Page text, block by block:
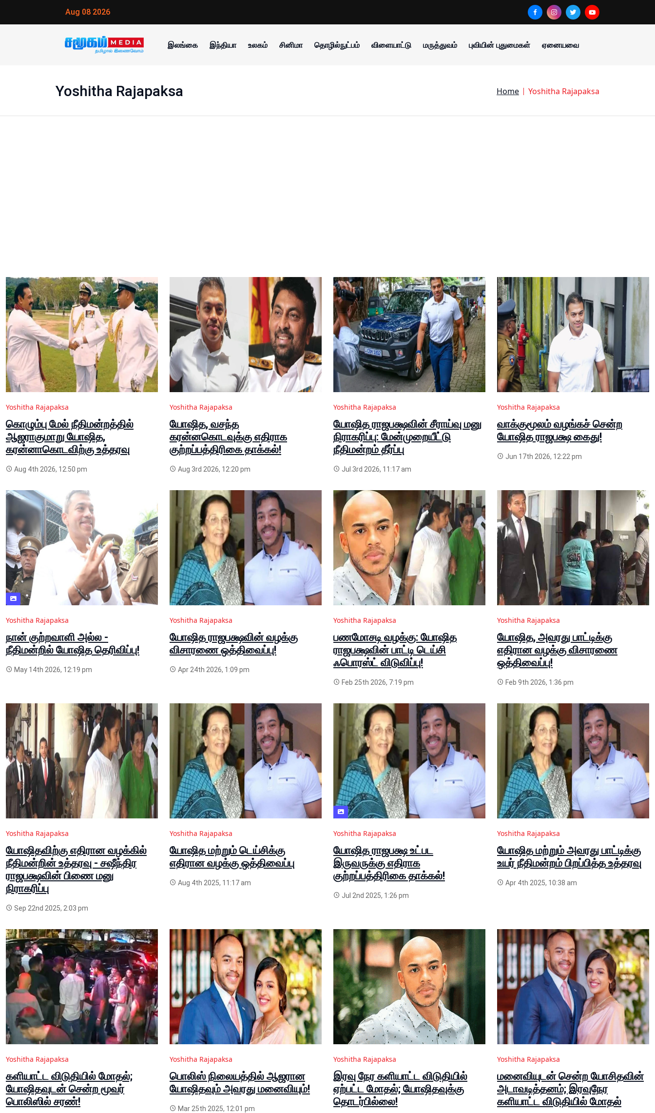
Aug 08 2026
இலங்கை இந்தியா உலகம் சினிமா தொழில்நுட்பம் விளையாட்டு மருத்துவம் புவியின் புதுமைகள் ஏனையவை
Yoshitha Rajapaksa Home Yoshitha Rajapaksa
Yoshitha Rajapaksa
கொழும்பு மேல் நீதிமன்றத்தில்
ஆஜராகுமாறு யோஷித,
கரன்னாகொடவிற்கு உத்தரவு
Aug 4th 2026, 12:50 pm
Yoshitha Rajapaksa
யோஷித, வசந்த
கரன்னகொடவுக்கு எதிராக
குற்றப்பத்திரிகை தாக்கல்!
Aug 3rd 2026, 12:20 pm
Yoshitha Rajapaksa
யோஷித ராஜபக்ஷவின் சீராய்வு மனு
நிராகரிப்பு: மேன்முறையீட்டு
நீதிமன்றம் தீர்ப்பு
Jul 3rd 2026, 11:17 am
Yoshitha Rajapaksa
வாக்குமூலம் வழங்கச் சென்ற
யோஷித ராஜபக்ஷ கைது!
Jun 17th 2026, 12:22 pm
Yoshitha Rajapaksa
நான் குற்றவாளி அல்ல -
நீதிமன்றில் யோஷித தெரிவிப்பு!
May 14th 2026, 12:19 pm
Yoshitha Rajapaksa
யோஷித ராஜபக்ஷவின் வழக்கு
விசாரணை ஒத்திவைப்பு!
Apr 24th 2026, 1:09 pm
Yoshitha Rajapaksa
பணமோசடி வழக்கு: யோஷித
ராஜபக்ஷவின் பாட்டி டெய்சி
ஃபொரஸ்ட் விடுவிப்பு!
Feb 25th 2026, 7:19 pm
Yoshitha Rajapaksa
யோஷித, அவரது பாட்டிக்கு
எதிரான வழக்கு விசாரணை
ஒத்திவைப்பு!
Feb 9th 2026, 1:36 pm
Yoshitha Rajapaksa
யோஷிதவிற்கு எதிரான வழக்கில்
நீதிமன்றின் உத்தரவு - சஷீந்திர
ராஜபக்ஷவின் பிணை மனு
நிராகரிப்பு
Sep 22nd 2025, 2:03 pm
Yoshitha Rajapaksa
யோஷித மற்றும் டெய்சிக்கு
எதிரான வழக்கு ஒத்திவைப்பு
Aug 4th 2025, 11:17 am
Yoshitha Rajapaksa
யோஷித ராஜபக்ஷ உட்பட
இருவருக்கு எதிராக
குற்றப்பத்திரிகை தாக்கல்!
Jul 2nd 2025, 1:26 pm
Yoshitha Rajapaksa
யோஷித மற்றும் அவரது பாட்டிக்கு
உயர் நீதிமன்றம் பிறப்பித்த உத்தரவு
Apr 4th 2025, 10:38 am
Yoshitha Rajapaksa
களியாட்ட விடுதியில் மோதல்;
யோஷிதவுடன் சென்ற மூவர்
பொலிஸில் சரண்!
Yoshitha Rajapaksa
பொலிஸ் நிலையத்தில் ஆஜரான
யோஷிதவும் அவரது மனைவியும்!
Mar 25th 2025, 12:01 pm
Yoshitha Rajapaksa
இரவு நேர களியாட்ட விடுதியில்
ஏற்பட்ட மோதல்; யோஷிதவுக்கு
தொடர்பில்லை!
Yoshitha Rajapaksa
மனைவியுடன் சென்ற யோசிதவின்
அடாவடித்தனம்; இரவுநேர
களியாட்ட விடுதியில் மோதல்